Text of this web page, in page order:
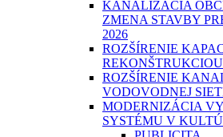
KANALIZÁCIA
ZMENA STAVBY
2026
ROZŠÍRENIE
ROZŠÍRENIE
VODOVODNEJ
MODERNIZÁCIA
SYSTÉMU V